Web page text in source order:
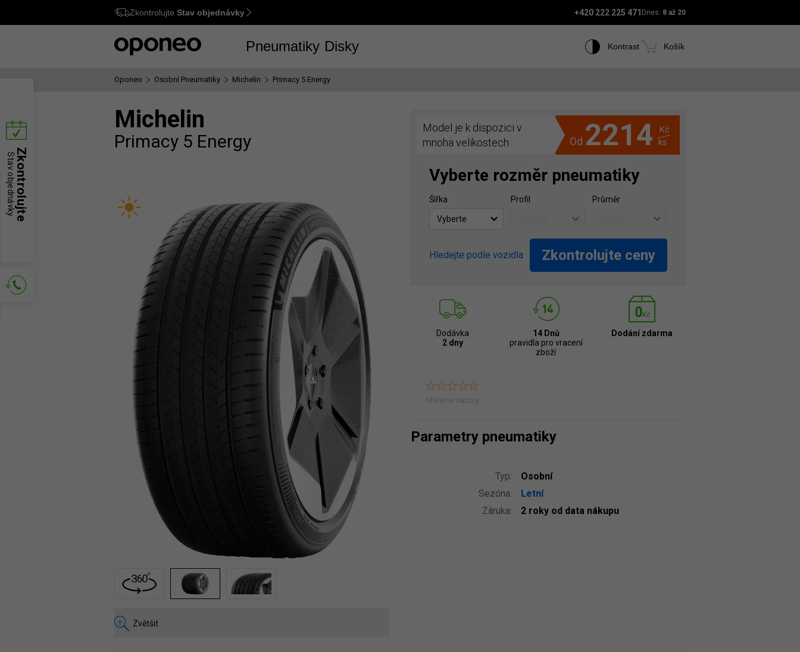
Ctrl M
Zkontrolujte Stav objednávky +420 222 225 471 Dnes: 8 až 20
Pneumatiky Disky Kontrast Košík
Oponeo Osobní Pneumatiky Michelin Primacy 5 Energy
Michelin
Primacy 5 Energy
2
Zvětšit
Model je k dispozici v
mnoha velikostech
Od 2214
Kč
ks
Vyberte rozměr pneumatiky
Šířka Profil Průměr
Hledejte podle vozidla Zkontrolujte ceny
Dodávka
2 dny
14 Dnů
pravidla pro vracení
zboží
Dodání zdarma
Sbíráme názory.
Parametry pneumatiky
Typ:
Osobní
Sezóna:
Letní
Záruka:
2 roky od data nákupu
Zkontrolujte
Stav objednávky